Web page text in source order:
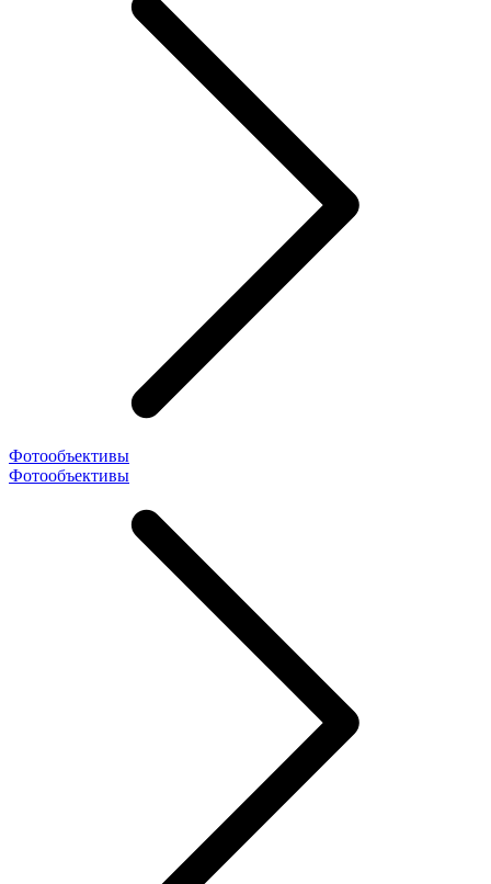
Фотообъективы
Фотообъективы